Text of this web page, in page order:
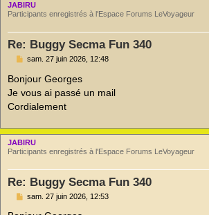
JABIRU
Participants enregistrés à l'Espace Forums LeVoyageur
Re: Buggy Secma Fun 340
M
s
s
a
g
e
o
n
l
u
sam. 27 juin 2026, 12:48
Bonjour Georges
Je vous ai passé un mail
Cordialement
JABIRU
Participants enregistrés à l'Espace Forums LeVoyageur
Re: Buggy Secma Fun 340
M
s
sam. 27 juin 2026, 12:53